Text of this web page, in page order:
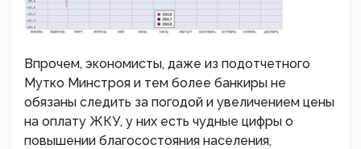
Впрочем, экономисты, даже из подотчетного
Мутко Минстроя и тем более банкиры не
обязаны следить за погодой и увеличением цены
на оплату ЖКУ, у них есть чудные цифры о
повышении благосостояния населения,